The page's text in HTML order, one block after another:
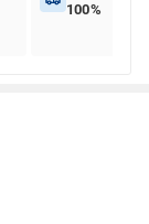
100%